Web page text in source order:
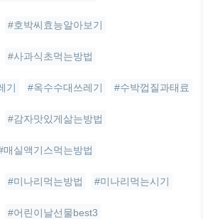
#호박씨효능알아보기
#사과식초먹는방법
기 #옥수수대쓰레기 #수박껍질과태료
#감자맛있게삶는방법
매실액기스먹는방법
#미나리먹는방법 #미나리먹는시기
#어린이날선물best3